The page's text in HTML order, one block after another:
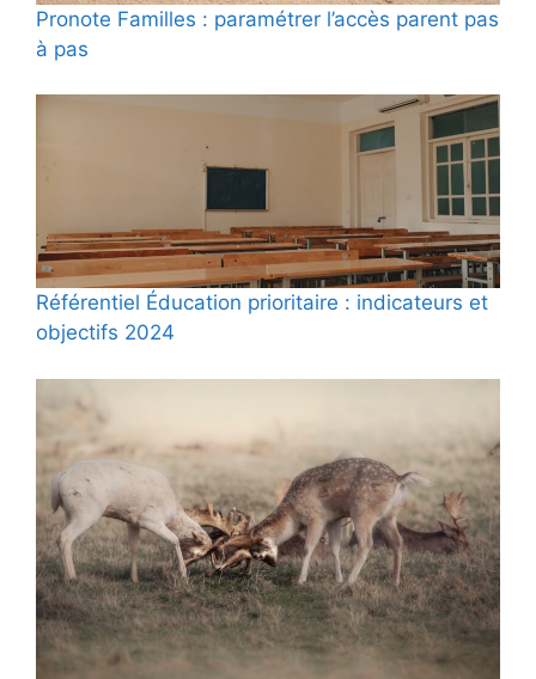
Pronote Familles : paramétrer l’accès parent pas
à pas
Référentiel Éducation prioritaire : indicateurs et
objectifs 2024